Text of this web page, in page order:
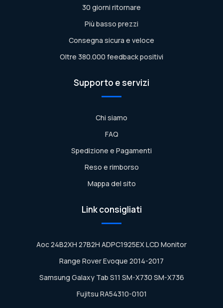
30 giorni ritornare
Più basso prezzi
Consegna sicura e veloce
Oltre 380.000 feedback positivi
Supporto e servizi
Chi siamo
FAQ
Spedizione e Pagamenti
Reso e rimborso
Mappa del sito
Link consigliati
Aoc 24B2XH 27B2H ADPC1925EX LCD Monitor
Range Rover Evoque 2014-2017
Samsung Galaxy Tab S11 SM-X730 SM-X736
Fujitsu RA54310-0101